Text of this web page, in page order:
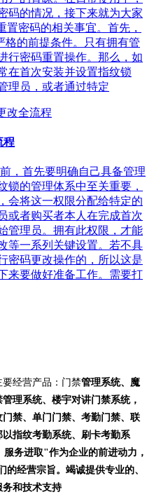
码的情况，接下来就为大家
置密码的相关事宜。首先，
格的前提条件。只有拥有管
行密码重置操作。那么，如
在首次安装并设置指纹锁
理员，或者通过特定
程
，首先要明确自己具备管理
锁的管理体系中至关重要，
会将这一权限分配给特定的
或者购买者本人在完成首次
管理员。拥有此权限，才能
等一系列关键设置。若不具
密码更改操作的，所以这是
来要做好准备工作。需要打
要经营产品：门禁管理系统、魔
理系统、楼宇对讲门禁系统，
禁、单门门禁、考勤门禁、联
指纹考勤系统、刷卡考勤系
务进取"作为企业的前进动力，
经营宗旨。竭诚提供专业的、
和技术支持